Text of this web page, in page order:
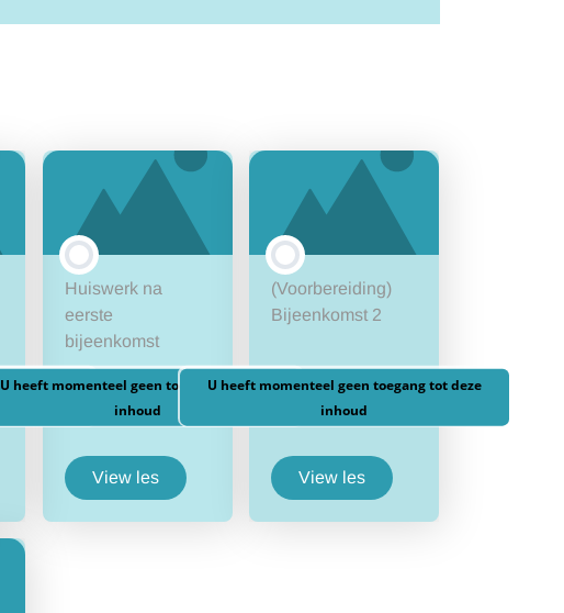
tot deze
Huiswerk na
eerste
bijeenkomst
U heeft momenteel geen toegang tot deze
inhoud
View les
(Voorbereiding)
Bijeenkomst 2
U heeft momenteel geen toegang tot deze
inhoud
View les